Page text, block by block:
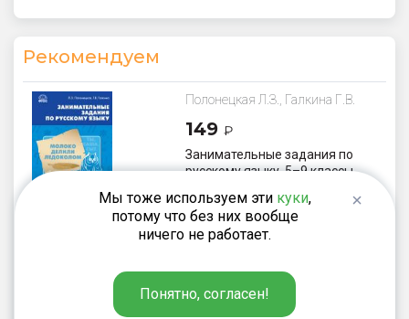
Рекомендуем
Полонецкая Л.З., Галкина Г.В.
149 ₽
Занимательные задания по
русскому языку. 5–9 классы
96₽
НЕ и НИ с различными частями
Мы тоже используем эти куки,
потому что без них вообще
ничего не работает.
Понятно, согласен!